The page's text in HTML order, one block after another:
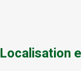
Localisation